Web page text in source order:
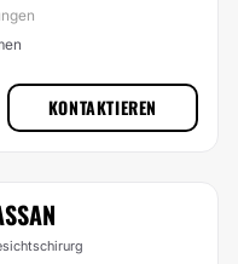
KONTAKTIEREN